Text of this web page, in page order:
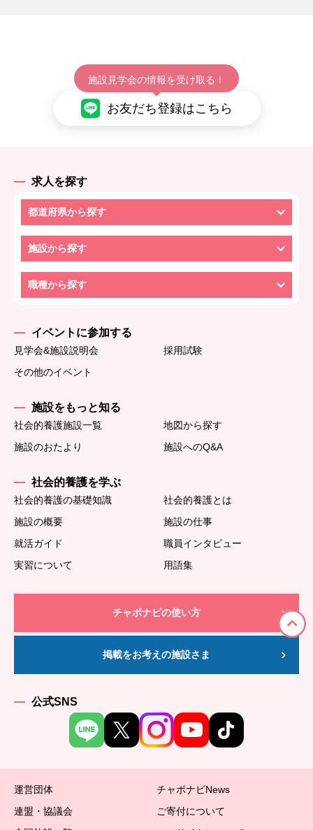
施設見学会の情報を受け取る！
お友だち登録はこちら
求人を探す
都道府県から探す
施設から探す
職種から探す
イベントに参加する
見学会&施設説明会
採用試験
その他のイベント
施設をもっと知る
社会的養護施設一覧
地図から探す
施設のおたより
施設へのQ&A
社会的養護を学ぶ
社会的養護の基礎知識
社会的養護とは
施設の概要
施設の仕事
就活ガイド
職員インタビュー
実習について
用語集
チャボナビの使い方
掲載をお考えの施設さま
公式SNS
運営団体
チャボナビNews
連盟・協議会
ご寄付について